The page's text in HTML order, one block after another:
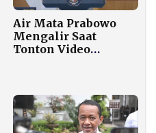
Air Mata Prabowo
Mengalir Saat
Tonton Video